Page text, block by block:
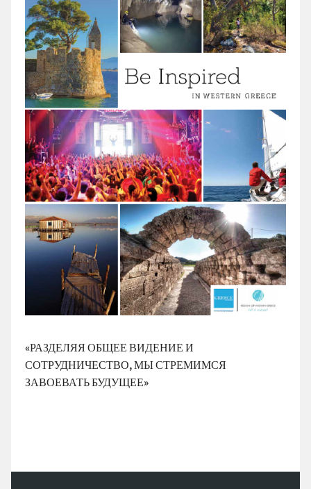
«РАЗДЕЛЯЯ ОБЩЕЕ ВИДЕНИЕ И
СОТРУДНИЧЕСТВО, МЫ СТРЕМИМСЯ
ЗАВОЕВАТЬ БУДУЩЕЕ»